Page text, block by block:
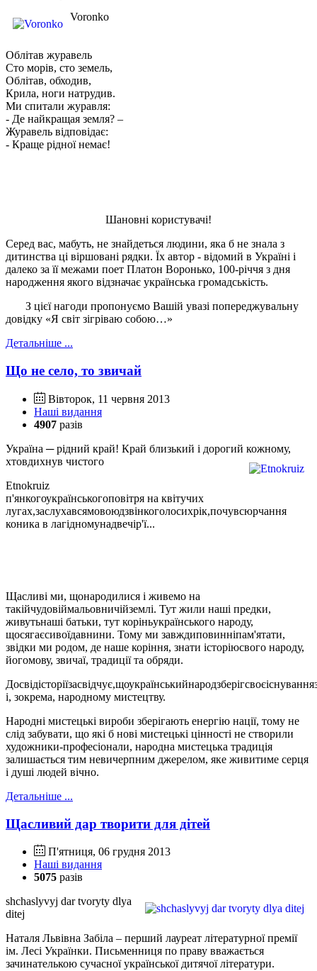
Voronko
Облітав журавель
Сто морів, сто земель,
Облітав, обходив,
Крила, ноги натрудив.
Ми спитали журавля:
- Де найкращая земля? –
Журавель відповідає:
- Краще рідної немає!
Шановні користувачі!
Серед вас, мабуть, не знайдеться людини, яка б не знала з
дитинства ці віршовані рядки. Їх автор - відомий в Україні і
далеко за її межами поет Платон Воронько, 100-річчя з дня
народження якого відзначає українська громадськість.
З цієї нагоди пропонуємо Вашій увазі попереджувальну
довідку «Я світ зігріваю собою…»
Детальніше ...
Що не село, то звичай
Вівторок, 11 червня 2013
Наші видання
4907 разів
Україна ─ рідний край! Край близький і дорогий кожному,
хтовдихнув чистого
Etnokruiz
п'янкогоукраїнськогоповітря на квітучих
лугах,заслухавсямовоюдзвінкоголосихрік,почувсюрчання
коника в лагідномунадвечір'ї...
Щасливі ми, щонародилися і живемо на
такійчудовіймальовничійземлі. Тут жили наші предки,
живутьнаші батьки, тут коріньукраїнського народу,
щосягаєсивоїдавнини. Тому ми завждиповинніпам'ятати,
звідки ми родом, де наше коріння, знати історіюсвого народу,
йогомову, звичаї, традиції та обряди.
і, зокрема, народному мистецтву.
Народні мистецькі вироби зберігають енергію нації, тому не
слід забувати, що які б нові мистецькі цінності не створили
художники-професіонали, народна мистецька традиція
залишається тим невичерпним джерелом, яке живитиме серця
і душі людей вічно.
Детальніше ...
Щасливий дар творити для дітей
П'ятниця, 06 грудня 2013
Наші видання
5075 разів
shchaslyvyj dar tvoryty dlya
ditej
Наталя Львівна Забіла – перший лауреат літературної премії
ім. Лесі Українки. Письменниця по праву вважається
зачинателькою сучасної української дитячої літератури.